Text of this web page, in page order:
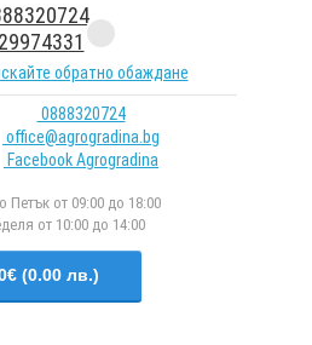
обратно обаждане
0888320724
office@agrogradina.bg
Facebook Agrogradina
Петък от 09:00 до 18:00
от 10:00 до 14:00
(0.00 лв.)